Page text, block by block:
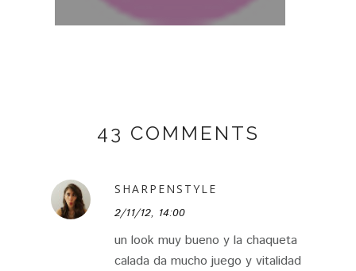
43 COMMENTS
SHARPENSTYLE
2/11/12, 14:00
un look muy bueno y la chaqueta
calada da mucho juego y vitalidad